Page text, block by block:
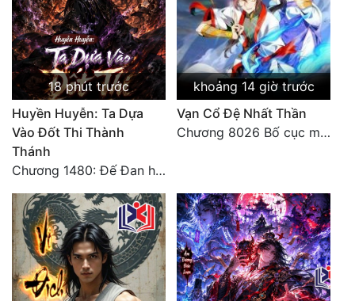
Học Đường
Khoa Huyễn
Khoa Huyễn Không Gian
Kinh Dị
Kiếm Hiệp
Kỳ Huyễn
Kỳ Ảo
Linh Dị
Làm Giàu
18 phút trước
Huyền Huyễn: Ta Dựa
Vào Đốt Thi Thành
Thánh
Chương 1480: Đế Đan hiện
khoảng 14 giờ trước
Vạn Cổ Đệ Nhất Thần
Chương 8026 Bố cục mới